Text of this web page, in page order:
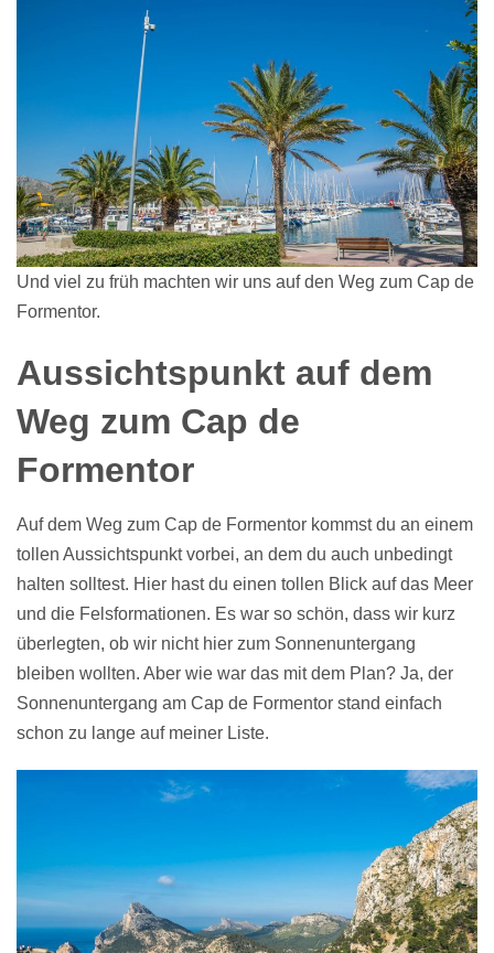
Und viel zu früh machten wir uns auf den Weg zum Cap de
Formentor.
Aussichtspunkt auf dem
Weg zum Cap de
Formentor
Auf dem Weg zum Cap de Formentor kommst du an einem
tollen Aussichtspunkt vorbei, an dem du auch unbedingt
halten solltest. Hier hast du einen tollen Blick auf das Meer
und die Felsformationen. Es war so schön, dass wir kurz
überlegten, ob wir nicht hier zum Sonnenuntergang
bleiben wollten. Aber wie war das mit dem Plan? Ja, der
Sonnenuntergang am Cap de Formentor stand einfach
schon zu lange auf meiner Liste.